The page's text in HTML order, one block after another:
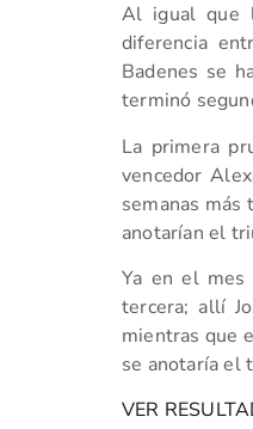
Al igual que
diferencia
Badenes se
terminó
La primera
vencedor
semanas más
anotarían el
Ya en el mes
tercera; allí
mientras que
se anotaría el
VER